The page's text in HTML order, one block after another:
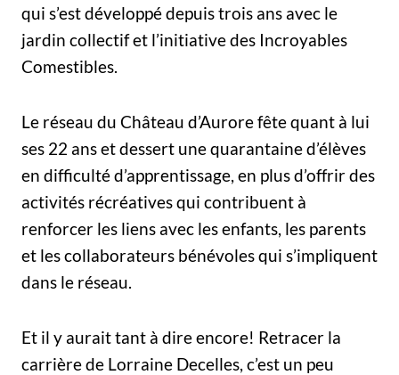
qui s’est développé depuis trois ans avec le
jardin collectif et l’initiative des Incroyables
Comestibles.
Le réseau du Château d’Aurore fête quant à lui
ses 22 ans et dessert une quarantaine d’élèves
en difficulté d’apprentissage, en plus d’offrir des
activités récréatives qui contribuent à
renforcer les liens avec les enfants, les parents
et les collaborateurs bénévoles qui s’impliquent
dans le réseau.
Et il y aurait tant à dire encore! Retracer la
carrière de Lorraine Decelles, c’est un peu